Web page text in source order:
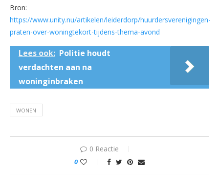
Bron:
https://www.unity.nu/artikelen/leiderdorp/huurdersverenigingen-
praten-over-woningtekort-tijdens-thema-avond
Lees ook: Politie houdt
verdachten aan na
woninginbraken
WONEN
0 Reactie
0